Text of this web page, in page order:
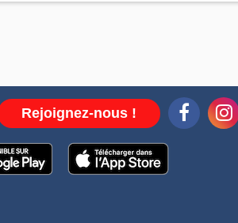
Rejoignez-nous !